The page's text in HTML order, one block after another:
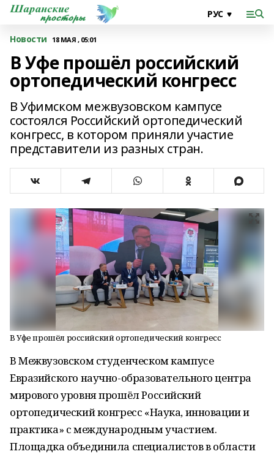
Новости 18 МАЯ , 05:01
В Уфе прошёл российский
ортопедический конгресс
В Уфимском межвузовском кампусе
состоялся Российский ортопедический
конгресс, в котором приняли участие
представители из разных стран.
В Уфе прошёл российский ортопедический конгресс
В Межвузовском студенческом кампусе
Евразийского научно-образовательного центра
мирового уровня прошёл Российский
ортопедический конгресс «Наука, инновации и
практика» с международным участием.
Площадка объединила специалистов в области